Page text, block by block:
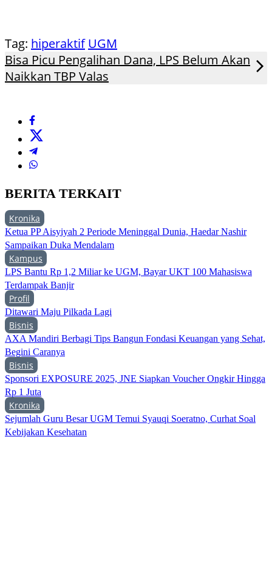
Tag: hiperaktif UGM
Bisa Picu Pengalihan Dana, LPS Belum Akan
Naikkan TBP Valas
BERITA TERKAIT
Kronika
Ketua PP Aisyiyah 2 Periode Meninggal Dunia, Haedar Nashir
Sampaikan Duka Mendalam
Kampus
LPS Bantu Rp 1,2 Miliar ke UGM, Bayar UKT 100 Mahasiswa
Terdampak Banjir
Profil
Ditawari Maju Pilkada Lagi
Bisnis
AXA Mandiri Berbagi Tips Bangun Fondasi Keuangan yang Sehat,
Begini Caranya
Bisnis
Sponsori EXPOSURE 2025, JNE Siapkan Voucher Ongkir Hingga
Rp 1 Juta
Kronika
Sejumlah Guru Besar UGM Temui Syauqi Soeratno, Curhat Soal
Kebijakan Kesehatan